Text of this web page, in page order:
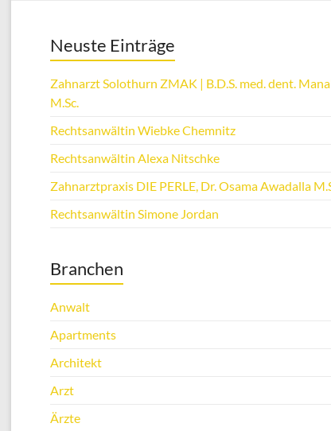
Neuste Einträge
Zahnarzt Solothurn ZMAK | B.D.S. med. dent.
M.Sc.
Rechtsanwältin Wiebke Chemnitz
Rechtsanwältin Alexa Nitschke
Zahnarztpraxis DIE PERLE, Dr. Osama Awadalla
Rechtsanwältin Simone Jordan
Branchen
Anwalt
Apartments
Architekt
Arzt
Ärzte